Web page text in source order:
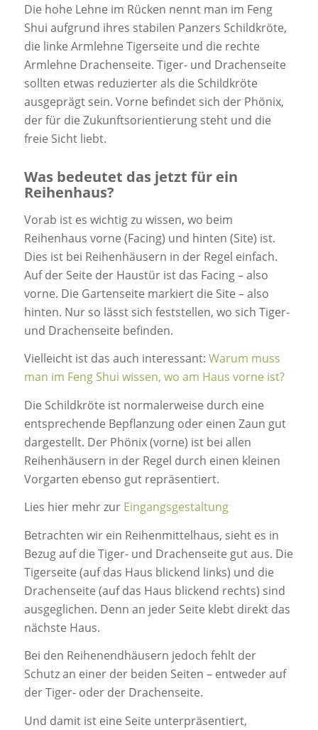
Die hohe Lehne im Rücken nennt man im Feng
Shui aufgrund ihres stabilen Panzers Schildkröte,
die linke Armlehne Tigerseite und die rechte
Armlehne Drachenseite. Tiger- und Drachenseite
sollten etwas reduzierter als die Schildkröte
ausgeprägt sein. Vorne befindet sich der Phönix,
der für die Zukunftsorientierung steht und die
freie Sicht liebt.
Was bedeutet das jetzt für ein
Reihenhaus?
Vorab ist es wichtig zu wissen, wo beim
Reihenhaus vorne (Facing) und hinten (Site) ist.
Dies ist bei Reihenhäusern in der Regel einfach.
Auf der Seite der Haustür ist das Facing – also
vorne. Die Gartenseite markiert die Site – also
hinten. Nur so lässt sich feststellen, wo sich Tiger-
und Drachenseite befinden.
Vielleicht ist das auch interessant: Warum muss
man im Feng Shui wissen, wo am Haus vorne ist?
Die Schildkröte ist normalerweise durch eine
entsprechende Bepflanzung oder einen Zaun gut
dargestellt. Der Phönix (vorne) ist bei allen
Reihenhäusern in der Regel durch einen kleinen
Vorgarten ebenso gut repräsentiert.
Lies hier mehr zur Eingangsgestaltung
Betrachten wir ein Reihenmittelhaus, sieht es in
Bezug auf die Tiger- und Drachenseite gut aus. Die
Tigerseite (auf das Haus blickend links) und die
Drachenseite (auf das Haus blickend rechts) sind
ausgeglichen. Denn an jeder Seite klebt direkt das
nächste Haus.
Bei den Reihenendhäusern jedoch fehlt der
Schutz an einer der beiden Seiten – entweder auf
der Tiger- oder der Drachenseite.
Und damit ist eine Seite unterpräsentiert,